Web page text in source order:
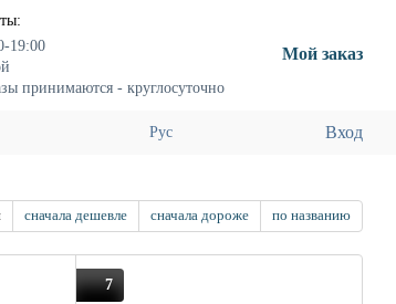
19:00
принимаются - круглосуточно
Мой заказ
Рус Вход
сначала дешевле сначала дороже по названию
7